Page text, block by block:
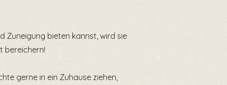
Zuneigung bieten kannst, wird sie
bereichern!
gerne in ein Zuhause ziehen,